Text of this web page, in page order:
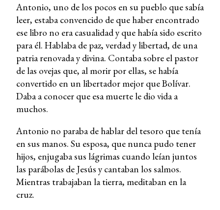
Antonio, uno de los pocos en su pueblo que sabía
leer, estaba convencido de que haber encontrado
ese libro no era casualidad y que había sido escrito
para él. Hablaba de paz, verdad y libertad, de una
patria renovada y divina. Contaba sobre el pastor
de las ovejas que, al morir por ellas, se había
convertido en un libertador mejor que Bolívar.
Daba a conocer que esa muerte le dio vida a
muchos.
Antonio no paraba de hablar del tesoro que tenía
en sus manos. Su esposa, que nunca pudo tener
hijos, enjugaba sus lágrimas cuando leían juntos
las parábolas de Jesús y cantaban los salmos.
Mientras trabajaban la tierra, meditaban en la
cruz.